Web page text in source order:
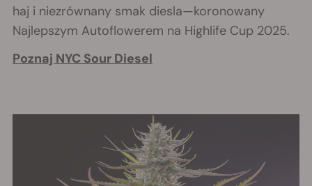
haj i niezrównany smak diesla—koronowany
Najlepszym Autoflowerem na Highlife Cup 2025.
Poznaj NYC Sour Diesel